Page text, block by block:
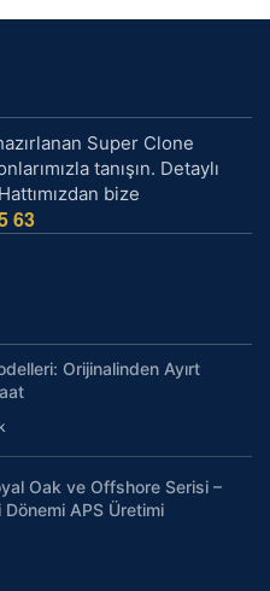
Super Clone
tanışın. Detaylı
bize
63
Orijinalinden Ayırt
Oak ve Offshore Serisi –
APS Üretimi